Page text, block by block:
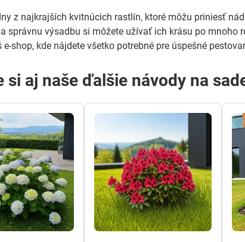
z najkrajších kvitnúcich rastlín, ktoré môžu priniesť
správnu výsadbu si môžete užívať ich krásu po mnoho
e-shop, kde nájdete všetko potrebné pre úspešné
si aj naše ďalšie návody na